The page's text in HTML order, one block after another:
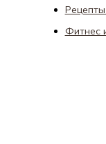
Фитнес